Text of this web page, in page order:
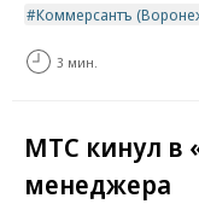
Коммерсантъ
3 мин.
МТС кинул в
менеджера